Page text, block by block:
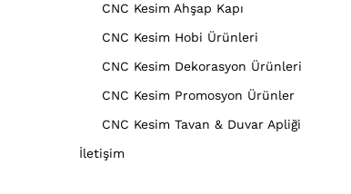
CNC Kesim Ahşap Kapı
CNC Kesim Hobi Ürünleri
CNC Kesim Dekorasyon Ürünleri
CNC Kesim Promosyon Ürünler
CNC Kesim Tavan & Duvar Apliği
İletişim